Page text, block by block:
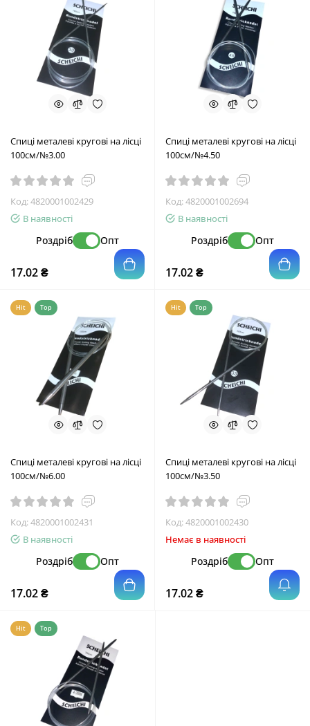
Спиці металеві кругові на лісці
100см/№3.00
Код:4820001002429
В наявності
Роздріб Опт
17.02 ₴
Спиці металеві кругові на лісці
100см/№4.50
Код:4820001002694
В наявності
Роздріб Опт
17.02 ₴
Hit Top
Спиці металеві кругові на лісці
100см/№6.00
Код:4820001002431
В наявності
Роздріб Опт
17.02 ₴
Hit Top
Спиці металеві кругові на лісці
100см/№3.50
Код:4820001002430
Немає в наявності
Роздріб Опт
17.02 ₴
Hit Top